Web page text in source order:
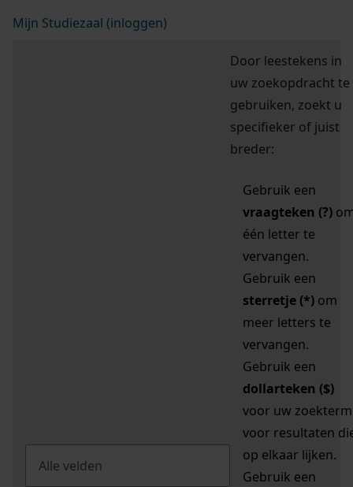
Mijn Studiezaal (inloggen)
Door leestekens in
uw zoekopdracht te
gebruiken, zoekt u
specifieker of juist
breder:
Gebruik een
vraagteken (?)
één letter te
vervangen.
Gebruik een
sterretje (*) om
meer letters te
vervangen.
Gebruik een
dollarteken ($)
voor uw zoekterm
voor resultaten
op elkaar lijken.
Gebruik een